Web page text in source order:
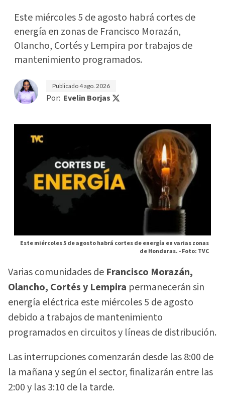
Este miércoles 5 de agosto habrá cortes de
energía en zonas de Francisco Morazán,
Olancho, Cortés y Lempira por trabajos de
mantenimiento programados.
Publicado4 ago. 2026
Por: Evelin Borjas
Este miércoles 5 de agosto habrá cortes de energía en varias zonas
de Honduras. -Foto: TVC
Varias comunidades de Francisco Morazán,
Olancho, Cortés y Lempira permanecerán sin
energía eléctrica este miércoles 5 de agosto
debido a trabajos de mantenimiento
programados en circuitos y líneas de distribución.
Las interrupciones comenzarán desde las 8:00 de
la mañana y según el sector, finalizarán entre las
2:00 y las 3:10 de la tarde.